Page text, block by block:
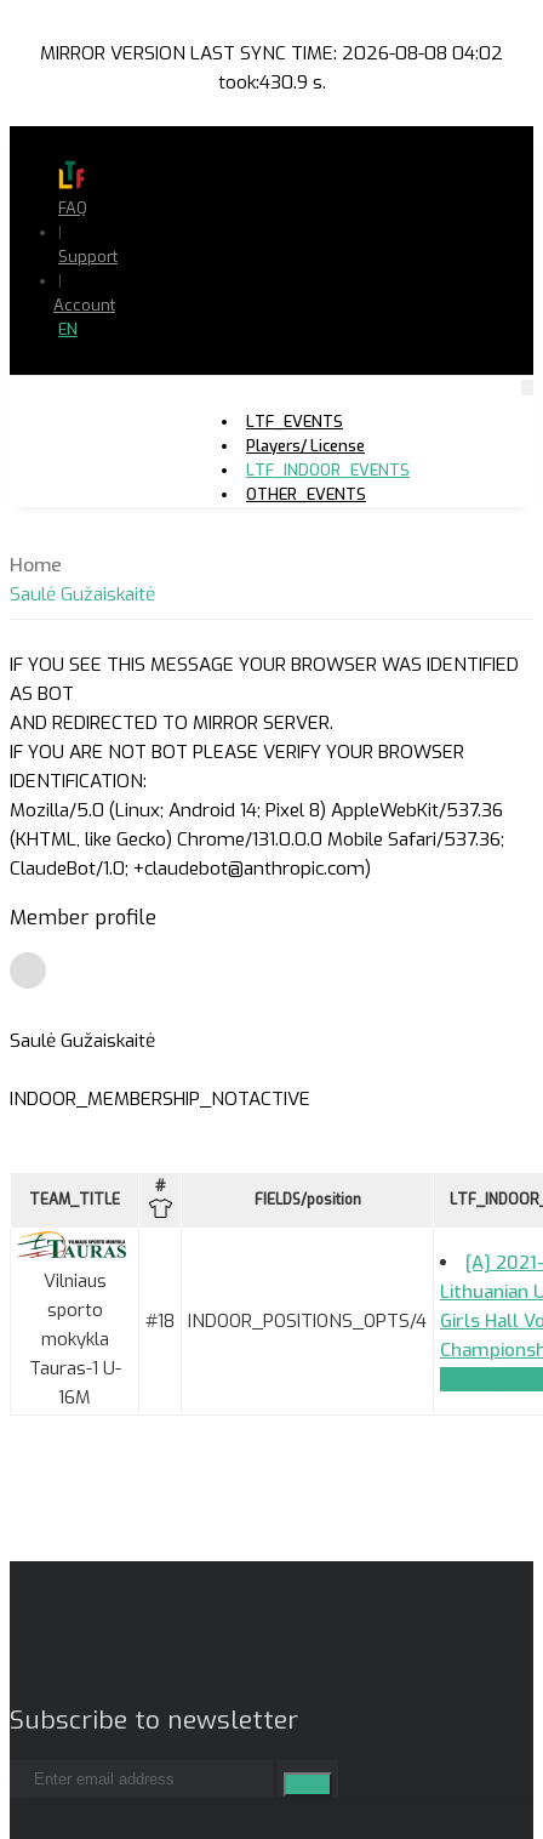
MIRROR VERSION LAST SYNC TIME: 2026-08-08 04:02
took:430.9 s.
FAQ
|
Support
|
Account
EN
LTF_EVENTS
Players/ License
LTF_INDOOR_EVENTS
OTHER_EVENTS
Home
Saulė Gužaiskaitė
IF YOU SEE THIS MESSAGE YOUR BROWSER WAS IDENTIFIED
AS BOT
AND REDIRECTED TO MIRROR SERVER.
IF YOU ARE NOT BOT PLEASE VERIFY YOUR BROWSER
IDENTIFICATION:
Mozilla/5.0 (Linux; Android 14; Pixel 8) AppleWebKit/537.36
(KHTML, like Gecko) Chrome/131.0.0.0 Mobile Safari/537.36;
ClaudeBot/1.0; +claudebot@anthropic.com)
Member profile
Saulė Gužaiskaitė
INDOOR_MEMBERSHIP_NOTACTIVE
TEAM_TITLE
#
FIELDS/position
Vilniaus
sporto
mokykla
Tauras-1 U-
16M
#18 INDOOR_POSITIONS_OPTS/4
[A]
Lithuanian
Girls Hall
Subscribe to newsletter